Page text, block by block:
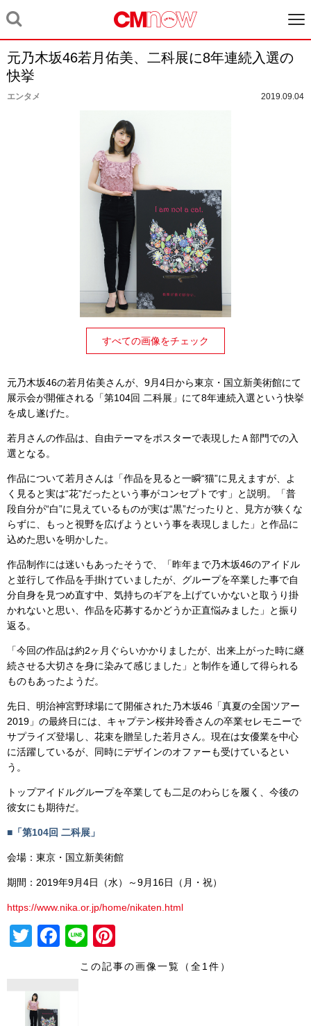
元乃木坂46若月佑美、二科展に8年連続入選の
快挙
エンタメ 2019.09.04
すべての画像をチェック
元乃木坂46の若月佑美さんが、9月4日から東京・国立新美術館にて
展示会が開催される「第104回 二科展」にて8年連続入選という快挙
を成し遂げた。
若月さんの作品は、自由テーマをポスターで表現したＡ部門での入
選となる。
作品について若月さんは「作品を見ると一瞬“猫”に見えますが、よ
く見ると実は“花”だったという事がコンセプトです」と説明。「普
段自分が“白”に見えているものが実は“黒”だったりと、見方が狭くな
らずに、もっと視野を広げようという事を表現しました」と作品に
込めた思いを明かした。
作品制作には迷いもあったそうで、「昨年まで乃木坂46のアイドル
と並行して作品を手掛けていましたが、グループを卒業した事で自
分自身を見つめ直す中、気持ちのギアを上げていかないと取うり掛
かれないと思い、作品を応募するかどうか正直悩みました」と振り
返る。
「今回の作品は約2ヶ月ぐらいかかりましたが、出来上がった時に継
続させる大切さを身に染みて感じました」と制作を通して得られる
ものもあったようだ。
先日、明治神宮野球場にて開催された乃木坂46「真夏の全国ツアー
2019」の最終日には、キャプテン桜井玲香さんの卒業セレモニーで
サプライズ登場し、花束を贈呈した若月さん。現在は女優業を中心
に活躍しているが、同時にデザインのオファーも受けているとい
う。
トップアイドルグループを卒業しても二足のわらじを履く、今後の
彼女にも期待だ。
■「第104回 二科展」
会場：東京・国立新美術館
期間：2019年9月4日（水）～9月16日（月・祝）
https://www.nika.or.jp/home/nikaten.html
T
er
F
Li
n
nt
この記事の画像一覧（全1件）